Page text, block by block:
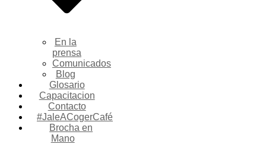
En la
prensa
Comunicados
Blog
Glosario
Capacitacion
Contacto
#JaleACogerCafé
Brocha en
Mano